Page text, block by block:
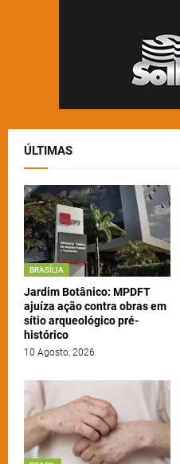
ÚLTIMAS
BRASÍLIA
Jardim Botânico: MPDFT
ajuíza ação contra obras em
sítio arqueológico pré-
histórico
10 Agosto, 2026